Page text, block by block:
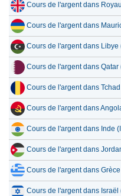
Cours de l'argent dans
Cours de l'argent dans
Cours de l'argent dans Libye
Cours de l'argent dans Qatar
Cours de l'argent dans
Cours de l'argent dans
Cours de l'argent dans Inde
Cours de l'argent dans
Cours de l'argent dans
Cours de l'argent dans Israël